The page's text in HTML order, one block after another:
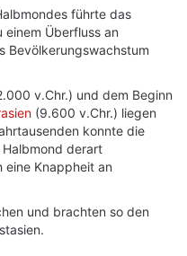
führte das
Überfluss an
Bevölkerungswachstum
v.Chr.) und dem Beginn
(9.600 v.Chr.) liegen
konnte die
derart
eine Knappheit an
und brachten so den